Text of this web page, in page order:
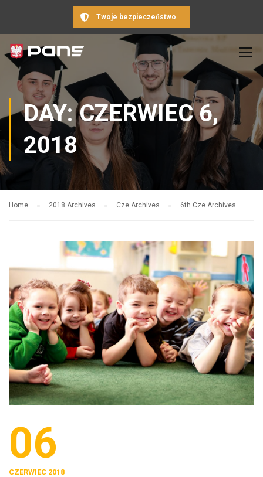
Twoje bezpieczeństwo
DAY: CZERWIEC 6,
2018
Home 2018 Archives Cze Archives 6th Cze Archives
06
CZERWIEC 2018